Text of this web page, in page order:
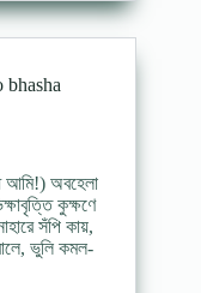
bhasha
আমি!) অবহেলা
কুক্ষণে
সঁপি কায়,
ভুলি কমল-